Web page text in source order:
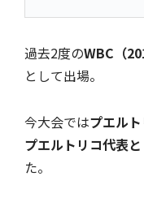
過去2度のWBC（
として出場。
今大会ではプエル
プエルトリコ代表
た。